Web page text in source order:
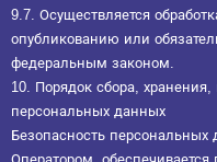
9.7. Осуществляется
опубликованию или
федеральным законом.
10. Порядок сбора,
персональных данных
Безопасность